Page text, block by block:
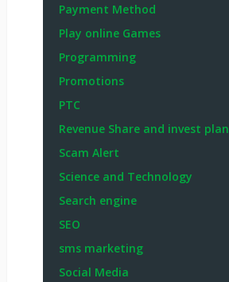
Payment Method
Play online Games
Programming
Promotions
PTC
Revenue Share and invest plan
Scam Alert
Science and Technology
Search engine
SEO
sms marketing
Social Media